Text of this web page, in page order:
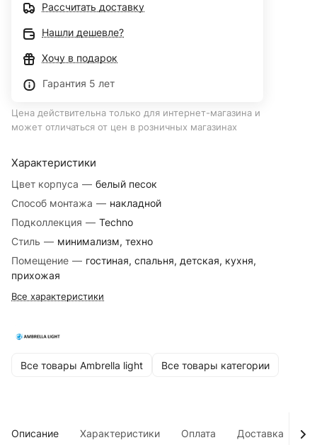
Характеристики
Цвет корпуса — белый песок
Способ монтажа — накладной
Подколлекция — Techno
Стиль — минимализм, техно
Помещение — гостиная, спальня, детская, кухня,
прихожая
Все характеристики
Все товары Ambrella light Все товары категории
Рассчитать доставку
Нашли дешевле?
Хочу в подарок
Гарантия 5 лет
Цена действительна только для интернет-магазина и
может отличаться от цен в розничных магазинах
Описание Характеристики Оплата Доставка